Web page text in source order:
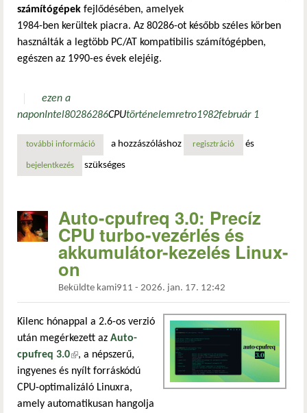
számítógépek fejlődésében, amelyek
1984-ben kerültek piacra. Az 80286-ot később széles körben
használták a legtöbb PC/AT kompatibilis számítógépben,
egészen az 1990-es évek elejéig.
ezen a
naponIntel80286286CPUtörténelemretro1982február 1
további információaz intel 80286 processzor bemutatása tartalommal
a hozzászóláshoz regisztráció és
bejelentkezés szükséges
Auto-cpufreq 3.0: Precíz
CPU turbo-vezérlés és
akkumulátor-kezelés Linux-
on
Beküldte kami911 - 2026. jan. 17. 12:42
Kilenc hónappal a 2.6-os verzió
után megérkezett az Auto-
cpufreq 3.0(külső hivatkozás)
, a népszerű,
ingyenes és nyílt forráskódú
CPU-optimalizáló Linuxra,
amely automatikusan hangolja